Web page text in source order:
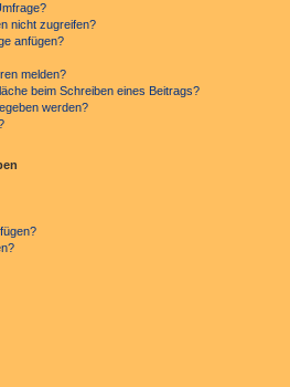
nicht zugreifen?
anfügen?
melden?
beim Schreiben eines Beitrags?
werden?